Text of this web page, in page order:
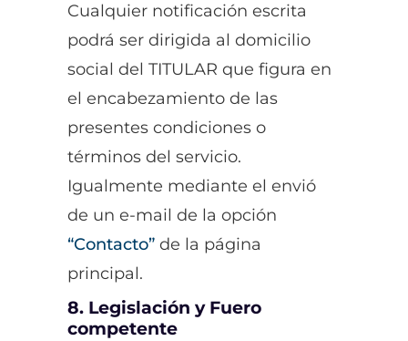
Cualquier notificación escrita
podrá ser dirigida al domicilio
social del TITULAR que figura en
el encabezamiento de las
presentes condiciones o
términos del servicio.
Igualmente mediante el envió
de un e-mail de la opción
“Contacto” de la página
principal.
8. Legislación y Fuero
competente